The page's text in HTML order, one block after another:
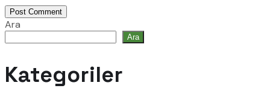
Post Comment
Ara
Ara
Kategoriler